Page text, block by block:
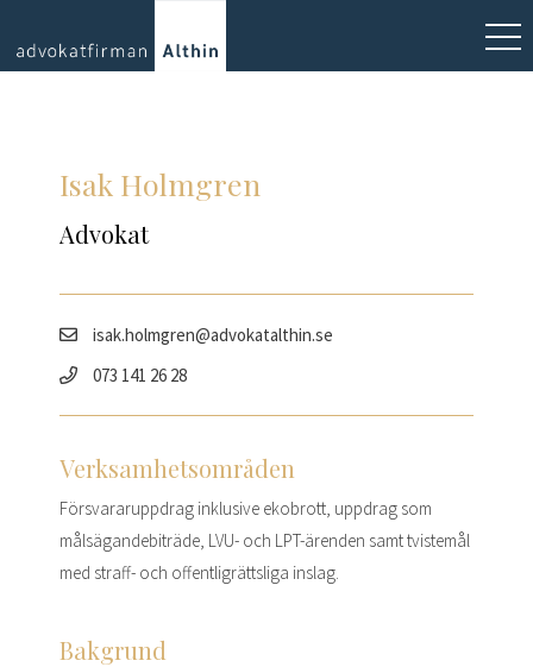
Isak Holmgren
Advokat
isak.holmgren@advokatalthin.se
073 141 26 28
Verksamhetsområden
Försvararuppdrag inklusive ekobrott, uppdrag som
målsägandebiträde, LVU- och LPT-ärenden samt tvistemål
med straff- och offentligrättsliga inslag.
Bakgrund